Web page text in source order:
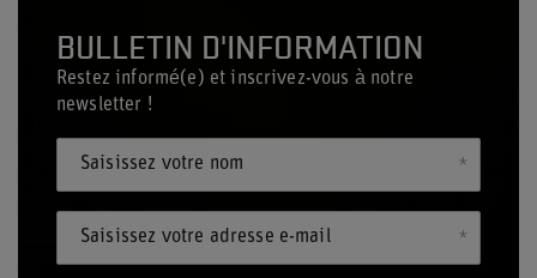
BULLETIN D'INFORMATION
Restez informé(e) et inscrivez-vous à notre
newsletter !
Saisissez votre nom
Saisissez votre adresse e-mail